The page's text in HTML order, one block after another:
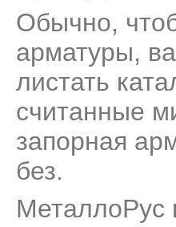
Обычно,
арматуры,
листать
считанные
запорная
без.
МеталлоРус